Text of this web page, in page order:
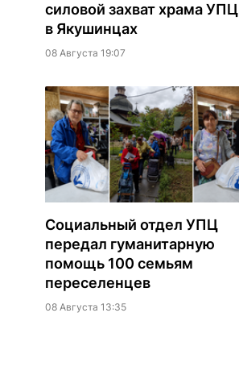
силовой захват храма УПЦ
в Якушинцах
08 Августа 19:07
Социальный отдел УПЦ
передал гуманитарную
помощь 100 семьям
переселенцев
08 Августа 13:35